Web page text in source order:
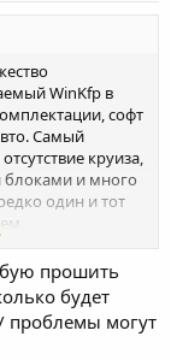
WinKfp в
софт
Самый
круиза,
блоками и много
один и тот
подготавливать
авто. Тогда не
прошить
будет
проблемы могут